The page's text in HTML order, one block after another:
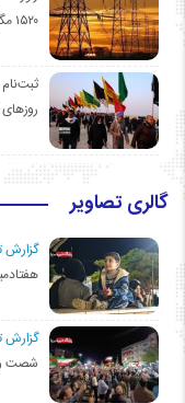
۱۵۲۰ مگاواتی با «قرار همدلی» مردم
گالری تصاویر
گزارش
گزارش
شصت و